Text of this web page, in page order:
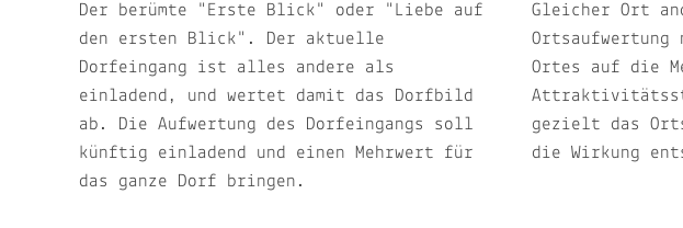
Der berümte "Erste Blick" oder "Liebe auf
den ersten Blick". Der aktuelle
Dorfeingang ist alles andere als
einladend, und wertet damit das Dorfbild
ab. Die Aufwertung des Dorfeingangs soll
künftig einladend und einen Mehrwert für
das ganze Dorf bringen.
Gleicher Ort
Ortsaufwertung
Ortes auf die
gezielt das
die Wirkung